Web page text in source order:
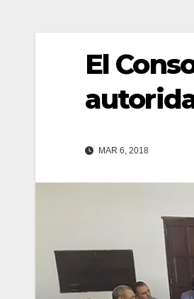
El
MAR 6, 2018